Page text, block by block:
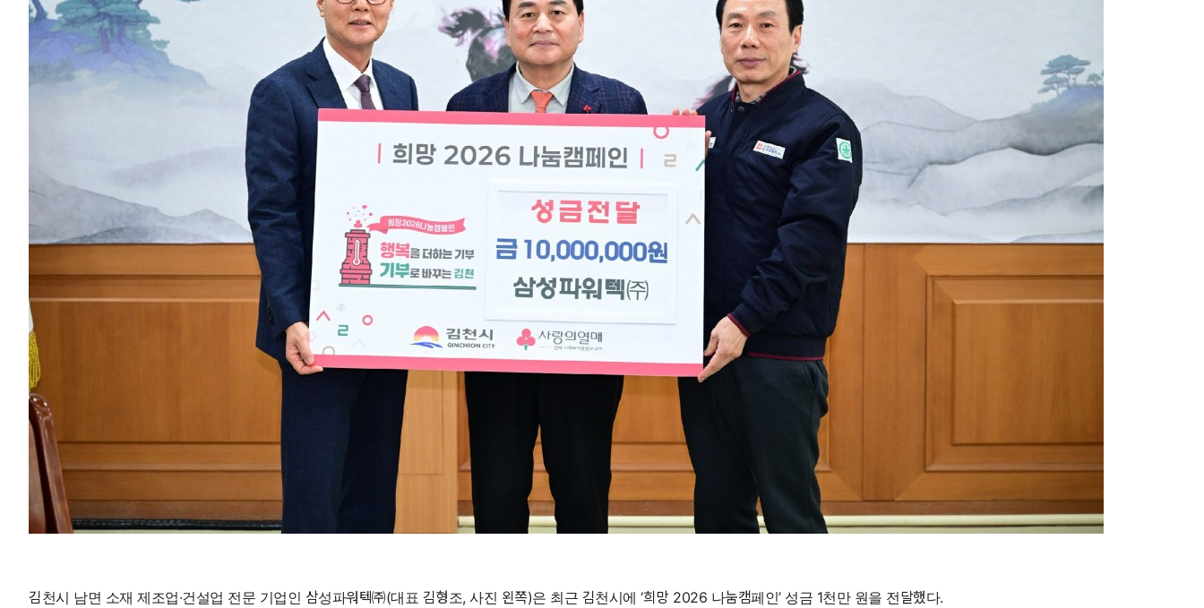
김천시 남면 소재 제조업·건설업 전문 기업인 삼성파워텍㈜(대표 김형조, 사진 왼쪽)은 최근 김천시에 ‘희망 2026 나눔캠페인’ 성금 1천만 원을 전달했다.